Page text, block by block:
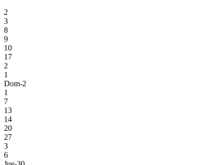
2
3
8
9
10
17
2
1
Dom-2
1
7
13
14
20
27
3
6